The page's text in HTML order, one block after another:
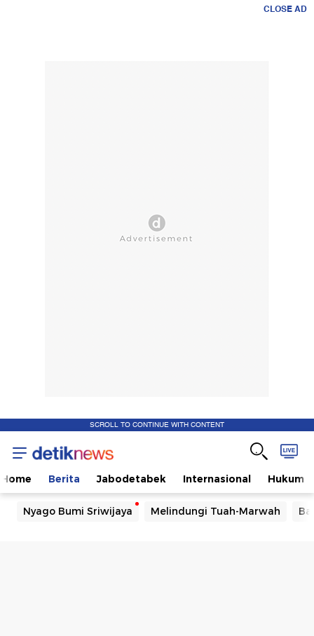
CLOSE AD
SCROLL TO CONTINUE WITH CONTENT
Home Berita Jabodetabek Internasional Hukum
Nyago Bumi Sriwijaya Melindungi Tuah-Marwah